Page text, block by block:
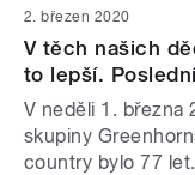
2. březen 2020
V těch našich
to lepší.
V neděli 1. března
skupiny
country bylo 77